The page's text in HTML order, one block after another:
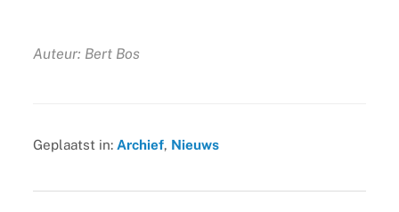
Auteur: Bert Bos
Geplaatst in: Archief, Nieuws